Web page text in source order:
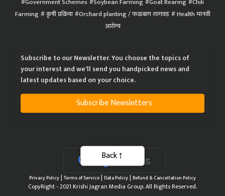
Government Schemes Soybean Farming Goat Rearing Chili
Farming कृषी प्रक्रिया Orchard planting / फळबाग लागवड Health मानवी
आरोग्य
Subscribe to our Newsletter. You choose the topics of
your interest and we'll send you handpicked news and
latest updates based on your choice.
Subscribe Newsletters
Privacy Policy| Terms of Service| Data Policy| Refund & Cancellation Policy
CopyRight - 2021 Krishi Jagran Media Group. All Rights Reserved.
Back